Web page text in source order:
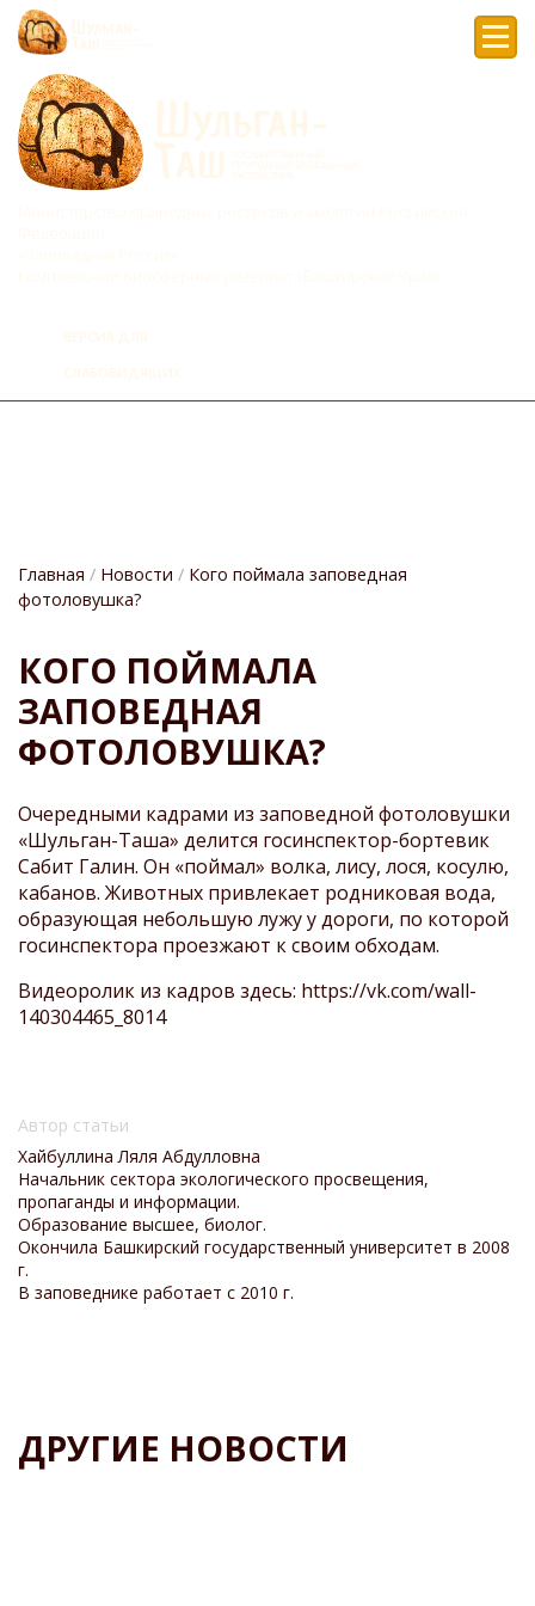
НАВИГАЦИИ
Главная Новости
Кого поймала заповедная
фотоловушка?
КОГО ПОЙМАЛА
ЗАПОВЕДНАЯ
ФОТОЛОВУШКА?
Очередными кадрами из заповедной фотоловушки
«Шульган-Таша» делится госинспектор-бортевик
Сабит Галин. Он «поймал» волка, лису, лося, косулю,
кабанов. Животных привлекает родниковая вода,
образующая небольшую лужу у дороги, по которой
госинспектора проезжают к своим обходам.
Видеоролик из кадров здесь: https://vk.com/wall-
140304465_8014
Автор статьи
Хайбуллина Ляля Абдулловна
Начальник сектора экологического просвещения,
пропаганды и информации.
Образование высшее, биолог.
Окончила Башкирский государственный университет в 2008
г.
В заповеднике работает с 2010 г.
ДРУГИЕ НОВОСТИ